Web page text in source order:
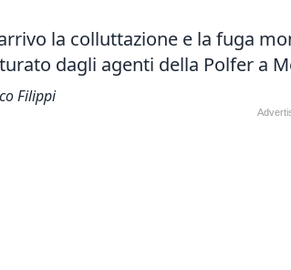
la colluttazione e la fuga
dagli agenti della Polfer a
Filippi